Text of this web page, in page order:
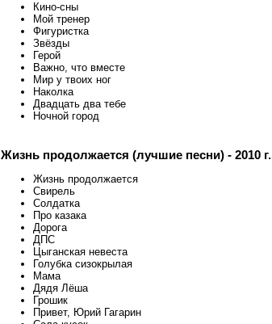
Кино-сны
Мой тренер
Фигуристка
Звёзды
Герой
Важно, что вместе
Мир у твоих ног
Наколка
Двадцать два тебе
Ночной город
Жизнь продолжается (лучшие песни) - 2010 г.
Жизнь продолжается
Свирель
Солдатка
Про казака
Дорога
ДПС
Цыганская невеста
Голубка сизокрылая
Мама
Дядя Лёша
Грошик
Привет, Юрий Гагарин